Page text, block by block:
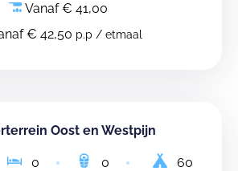
Vanaf € 41,00
€ 42,50 p.p / etmaal
Oost en Westpijn
0 0
60